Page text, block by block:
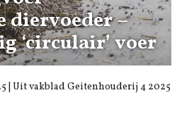
diervoeder –
‘circulair’ voer
| Uit vakblad Geitenhouderij 4 2025